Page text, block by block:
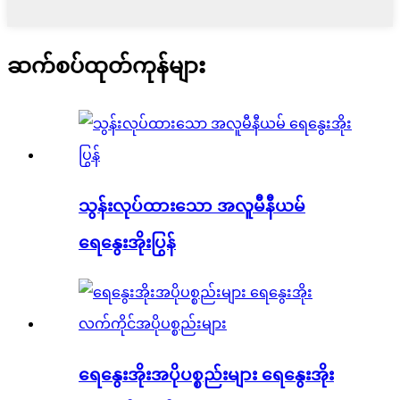
ဆက်စပ်ထုတ်ကုန်များ
သွန်းလုပ်ထားသော အလူမီနီယမ်
ရေနွေးအိုးပြွန်
ရေနွေးအိုးအပိုပစ္စည်းများ ရေနွေးအိုး